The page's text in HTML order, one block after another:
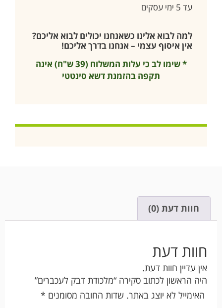
עד 5 ימי עסקים
למה לבוא אלינו כשאנחנו יכולים לבוא אליכם?
אין איסוף עצמי – אנחנו בדרך אליכם!
* שימו לב כי עלות המשלוח (39 ש"ח) אינה
תקפה בהזמנת דשא סינטטי
חוות דעת (0)
חוות דעת
אין עדיין חוות דעת.
היה הראשון לכתוב סקירה “מלכודת דבק לעכברים”
האימייל לא יוצג באתר. שדות החובה מסומנים *